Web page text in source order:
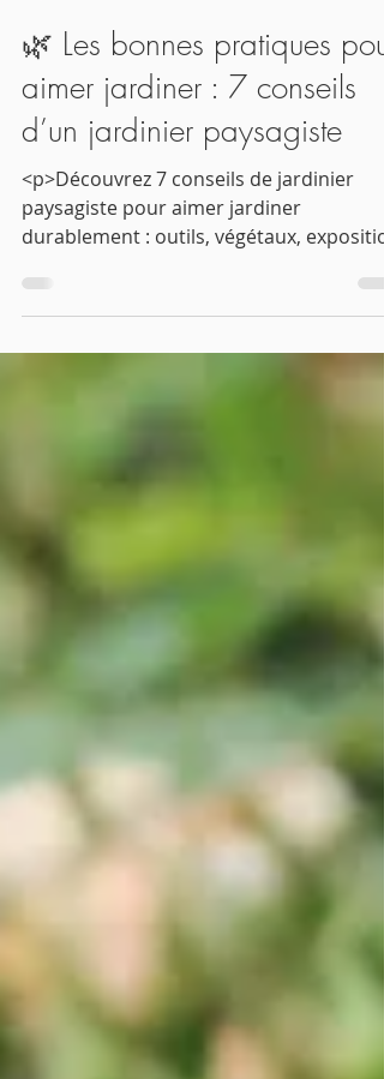
GreenAum
3 min de lecture
🌿 Les bonnes pratiques pour
aimer jardiner : 7 conseils
d’un jardinier paysagiste
<p>Découvrez 7 conseils de jardinier
paysagiste pour aimer jardiner
durablement : outils, végétaux,